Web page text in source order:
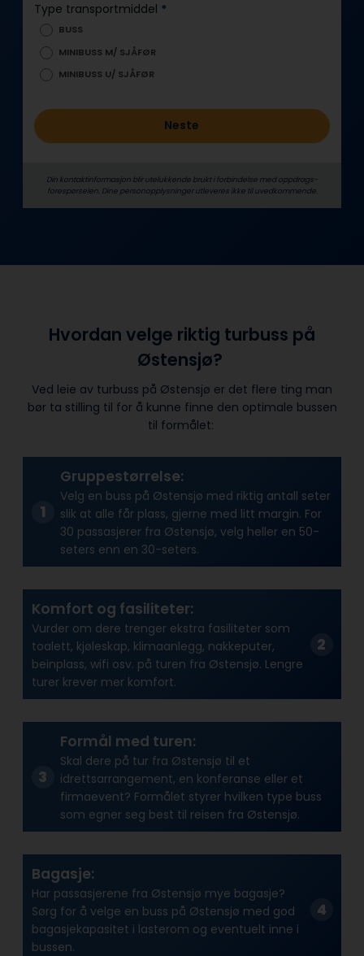
d
Type transportmiddel *
BUSS
MINIBUSS M/ SJÅFØR
MINIBUSS U/ SJÅFØR
Neste
Din kontaktinformasjon blir utelukkende brukt i forbindelse med oppdrags­
forespørselen. Dine person­­opplysninger utleveres ikke til uvedkommende.
Hvordan velge riktig turbuss på
Østensjø?
Ved leie av turbuss på Østensjø er det flere ting man
bør ta stilling til for å kunne finne den optimale bussen
til formålet:
Gruppestørrelse:
Velg en buss på Østensjø med riktig antall seter
slik at alle får plass, gjerne med litt margin. For
30 passasjerer fra Østensjø, velg heller en 50-
seters enn en 30-seters.
Komfort og fasiliteter:
Vurder om dere trenger ekstra fasiliteter som
toalett, kjøleskap, klimaanlegg, nakkeputer,
beinplass, wifi osv. på turen fra Østensjø. Lengre
turer krever mer komfort.
Formål med turen:
Skal dere på tur fra Østensjø til et
idrettsarrangement, en konferanse eller et
firmaevent? Formålet styrer hvilken type buss
som egner seg best til reisen fra Østensjø.
Bagasje:
Har passasjerene fra Østensjø mye bagasje?
Sørg for å velge en buss på Østensjø med god
bagasjekapasitet i lasterom og eventuelt inne i
bussen.